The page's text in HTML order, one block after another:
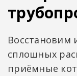
Восстановим
сплошных
приёмные